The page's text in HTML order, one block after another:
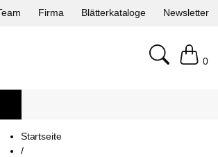
Firma Blätterkataloge Newsletter
0
Startseite
/